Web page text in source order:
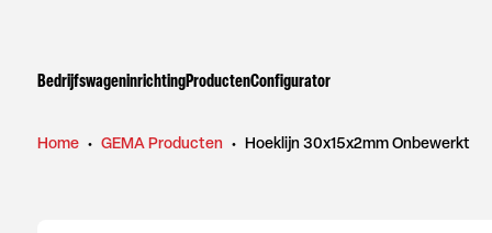
BedrijfswageninrichtingProductenConfigurator
Home • GEMA Producten • Hoeklijn 30x15x2mm Onbewerkt